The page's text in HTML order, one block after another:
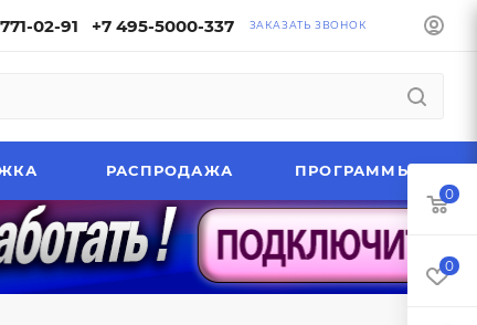
02-91 +7 495-5000-337 ЗАКАЗАТЬ ЗВОНОК
РАСПРОДАЖА ПРОГРАММЫ
0
0